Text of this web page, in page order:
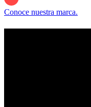
Conoce nuestra marca.